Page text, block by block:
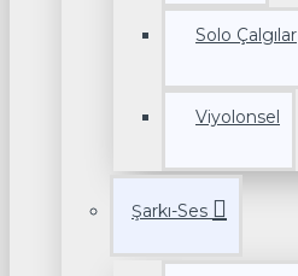
Solo Çalgılar
Viyolonsel
Şarkı-Ses